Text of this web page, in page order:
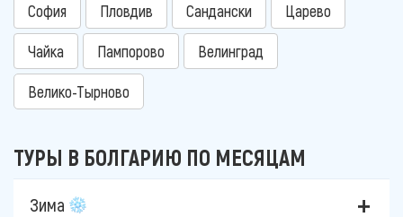
София Пловдив Сандански Царево
Чайка Пампорово Велинград
Велико-Тырново
ТУРЫ В БОЛГАРИЮ ПО МЕСЯЦАМ
Зима